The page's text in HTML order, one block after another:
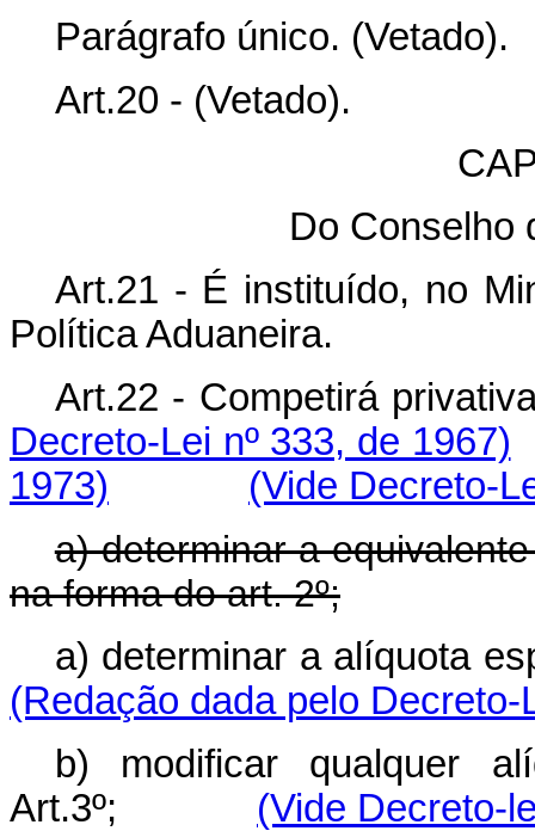
Parágrafo único. (Vetado).
Art.20 - (Vetado).
Do Conselho
Art.21 - É instituído, no
Política Aduaneira.
Art.22 - Competirá
Decreto-Lei nº 333, de 1967)
1973)
(Vide Decreto-
a) determinar a
na forma do art. 2º;
a) determinar a
(Redação dada pelo Decreto-
b) modificar qualquer
Art.3º; (Vide Decreto-